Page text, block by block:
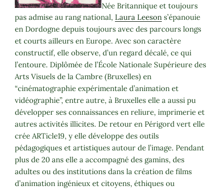
Née Britannique et toujours
pas admise au rang national, Laura Leeson s’épanouie
en Dordogne depuis toujours avec des parcours longs
et courts ailleurs en Europe. Avec son caractère
constructif, elle observe, d’un regard décalé, ce qui
l’entoure. Diplômée de l’École Nationale Supérieure des
Arts Visuels de la Cambre (Bruxelles) en
“cinématographie expérimentale d’animation et
vidéographie”, entre autre, à Bruxelles elle a aussi pu
développer ses connaissances en reliure, imprimerie et
autres activités illicites. De retour en Périgord vert elle
crée ARTicle19, y elle développe des outils
pédagogiques et artistiques autour de l’image. Pendant
plus de 20 ans elle a accompagné des gamins, des
adultes ou des institutions dans la création de films
d’animation ingénieux et citoyens, éthiques ou